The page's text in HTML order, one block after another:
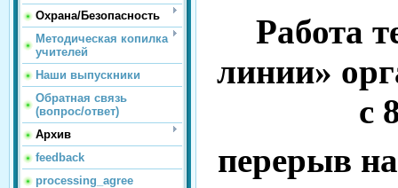
Охрана/Безопасность
Методическая копилка
учителей
Наши выпускники
Обратная связь
(вопрос/ответ)
Архив
feedback
processing_agree
Работа
линии»
с
перерыв